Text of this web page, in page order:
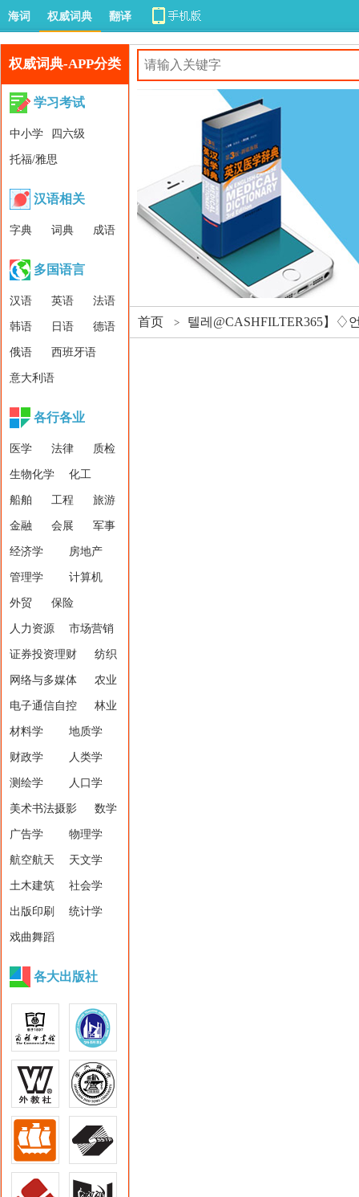
海词 权威词典 翻译
权威词典-APP分类
学习考试
中小学 四六级
托福/雅思
汉语相关
字典 词典 成语
多国语言
汉语 英语 法语
韩语 日语 德语
俄语 西班牙语
意大利语
各行各业
医学 法律 质检
生物化学 化工
船舶 工程 旅游
金融 会展 军事
经济学 房地产
管理学 计算机
外贸 保险
人力资源 市场营销
证券投资理财 纺织
网络与多媒体 农业
电子通信自控 林业
材料学 地质学
财政学 人类学
测绘学 人口学
美术书法摄影 数学
广告学 物理学
航空航天 天文学
土木建筑 社会学
出版印刷 统计学
戏曲舞蹈
各大出版社
首页 > 텔레@CASHFILTER365】♢